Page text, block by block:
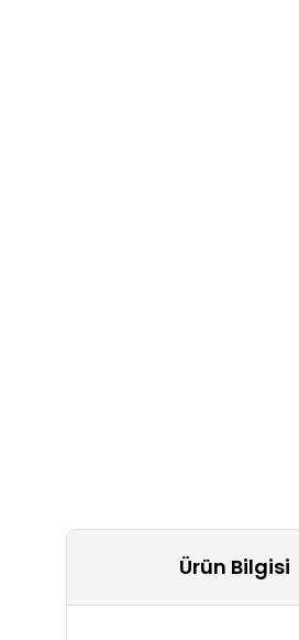
Ürün Bilgisi